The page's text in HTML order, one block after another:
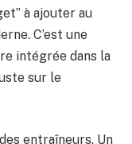
à ajouter au
C’est une
intégrée dans la
sur le
entraîneurs. Un